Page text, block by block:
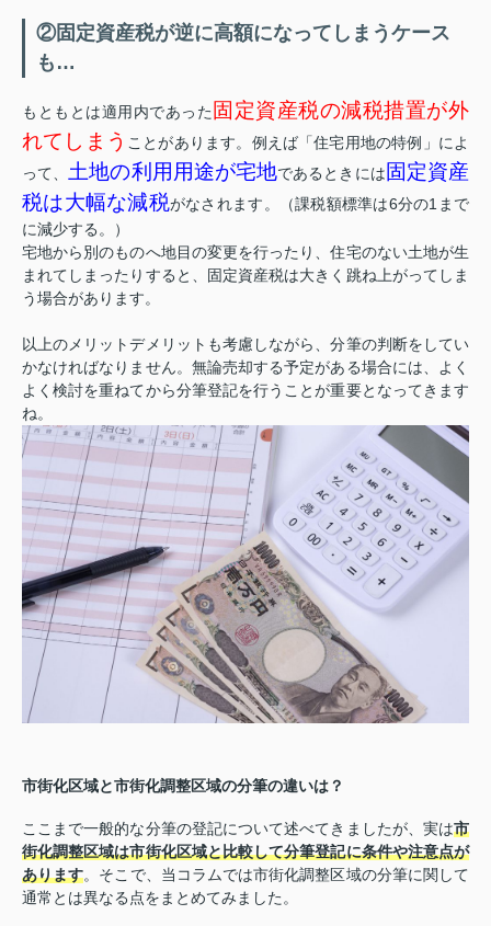
②固定資産税が逆に高額になってしまうケース
も…
もともとは適用内であった 固定資産税の減税措置が外
れてしまう ことがあります。例えば「住宅用地の特例」によ
って、
土地の利用用途が宅地であるときには 固定資産
税は大幅な減税がなされます。（課税額標準は6分の1まで
に減少する。）
宅地から別のものへ地目の変更を行ったり、住宅のない土地が生
まれてしまったりすると、固定資産税は大きく跳ね上がってしま
う場合があります。
以上のメリットデメリットも考慮しながら、分筆の判断をしてい
かなければなりません。無論売却する予定がある場合には、よく
よく検討を重ねてから分筆登記を行うことが重要となってきます
ね。
市街化区域と市街化調整区域の分筆の違いは？
ここまで一般的な分筆の登記について述べてきましたが、実は市
街化調整区域は市街化区域と比較して分筆登記に条件や注意点が
あります。そこで、当コラムでは市街化調整区域の分筆に関して
通常とは異なる点をまとめてみました。